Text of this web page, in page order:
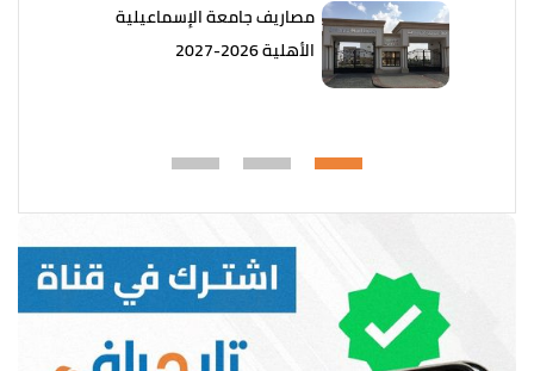
مصاريف جامعة الإسماعيلية
الأهلية 2026-2027